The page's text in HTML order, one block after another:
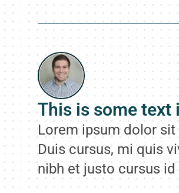
This is some text
Lorem ipsum dolor
Duis cursus, mi quis
nibh et justo cursus